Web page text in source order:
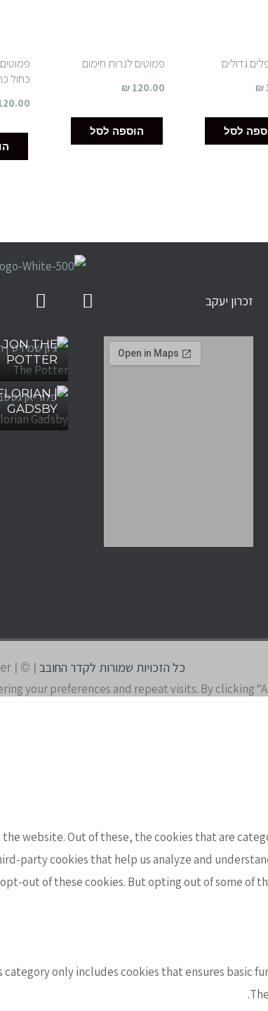
₪
לסל
פמוטים לנרות חימום
₪120.00
הוספה לסל
כחול
זכרון יעקב
JON THE
POTTER
פלוריאן
GADSBY
כל הזכויות שמורות לקדר החובב |
©
|
your preferences and repeat visits. By clicking
website. Out of these, the cookies that are
party cookies that help us analyze and
out of these cookies. But opting out of some of
only includes cookies that ensures basic